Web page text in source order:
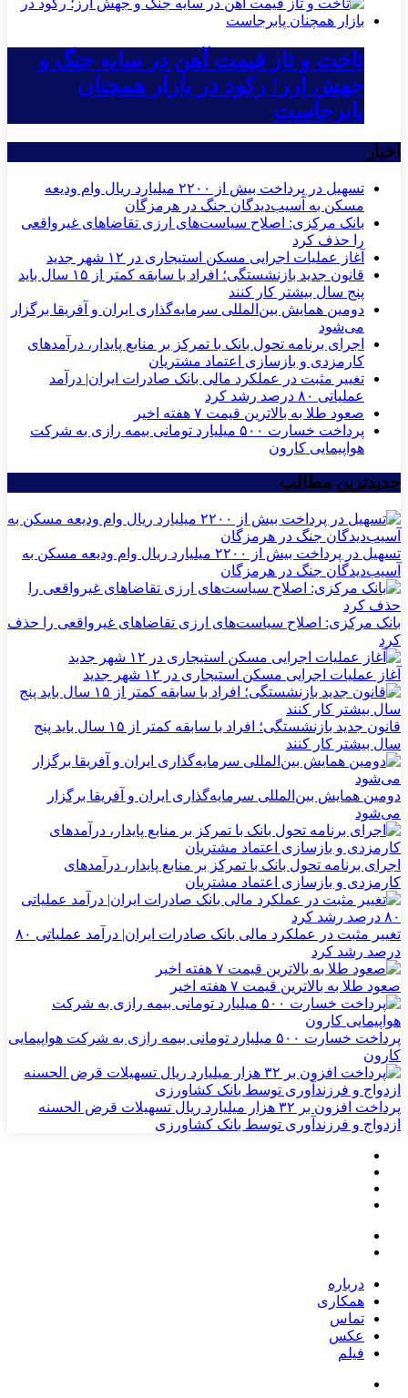
تاخت و تاز قیمت آهن در سایه جنگ و
جهش ارز؛ رکود در بازار همچنان
پابرجاست
اخبار
تسهیل در پرداخت بیش از ۲۲۰۰ میلیارد ریال وام ودیعه
مسکن به آسیب‌دیدگان جنگ در هرمزگان
بانک مرکزی: اصلاح سیاست‌های ارزی تقاضاهای غیرواقعی
را حذف کرد
آغاز عملیات اجرایی مسکن استیجاری در ۱۲ شهر جدید
قانون جدید بازنشستگی؛ افراد با سابقه کمتر از ۱۵ سال باید
پنج سال بیشتر کار کنند
دومین همایش بین‌المللی سرمایه‌گذاری ایران و آفریقا برگزار
می‌شود
اجرای برنامه تحول بانک با تمرکز بر منابع پایدار، درآمدهای
کارمزدی و بازسازی اعتماد مشتریان
تغییر مثبت در عملکرد مالی بانک صادرات ایران| درآمد
عملیاتی ۸۰ درصد رشد کرد
صعود طلا به بالاترین قیمت ۷ هفته اخیر
پرداخت خسارت ۵۰۰ میلیارد تومانی بیمه رازی به شرکت
هواپیمایی کارون
جدیدترین مطالب
تسهیل در پرداخت بیش از ۲۲۰۰ میلیارد ریال وام ودیعه مسکن به
آسیب‌دیدگان جنگ در هرمزگان
بانک مرکزی: اصلاح سیاست‌های ارزی تقاضاهای غیرواقعی را حذف
کرد
آغاز عملیات اجرایی مسکن استیجاری در ۱۲ شهر جدید
قانون جدید بازنشستگی؛ افراد با سابقه کمتر از ۱۵ سال باید پنج
سال بیشتر کار کنند
دومین همایش بین‌المللی سرمایه‌گذاری ایران و آفریقا برگزار
می‌شود
اجرای برنامه تحول بانک با تمرکز بر منابع پایدار، درآمدهای
کارمزدی و بازسازی اعتماد مشتریان
تغییر مثبت در عملکرد مالی بانک صادرات ایران| درآمد عملیاتی ۸۰
درصد رشد کرد
صعود طلا به بالاترین قیمت ۷ هفته اخیر
پرداخت خسارت ۵۰۰ میلیارد تومانی بیمه رازی به شرکت هواپیمایی
کارون
پرداخت افزون بر ۳۲ هزار میلیارد ریال تسهیلات قرض الحسنه
ازدواج و فرزندآوری توسط بانک کشاورزی
درباره
همکاری
تماس
عکس
فیلم